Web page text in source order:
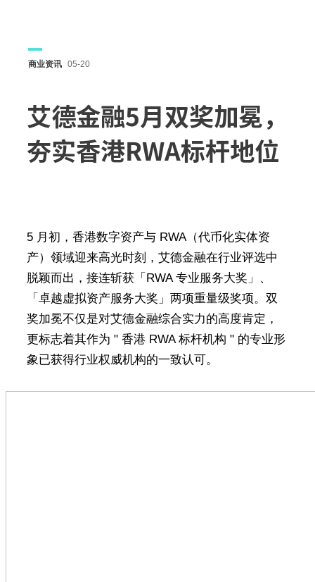
商业资讯 05-20
艾德金融5月双奖加冕，
夯实香港RWA标杆地位
5 月初，香港数字资产与 RWA（代币化实体资
产）领域迎来高光时刻，艾德金融在行业评选中
脱颖而出，接连斩获「RWA 专业服务大奖」、
「卓越虚拟资产服务大奖」两项重量级奖项。双
奖加冕不仅是对艾德金融综合实力的高度肯定，
更标志着其作为 " 香港 RWA 标杆机构 " 的专业形
象已获得行业权威机构的一致认可。